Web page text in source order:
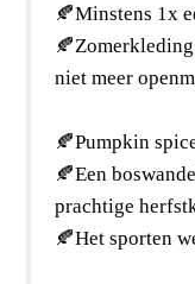
🍂Minstens 1x
niet meer
🍂Pumpkin
🍂Een
prachtige
🍂Het sporten